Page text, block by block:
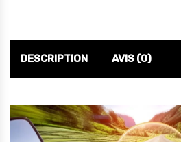
DESCRIPTION AVIS (0)